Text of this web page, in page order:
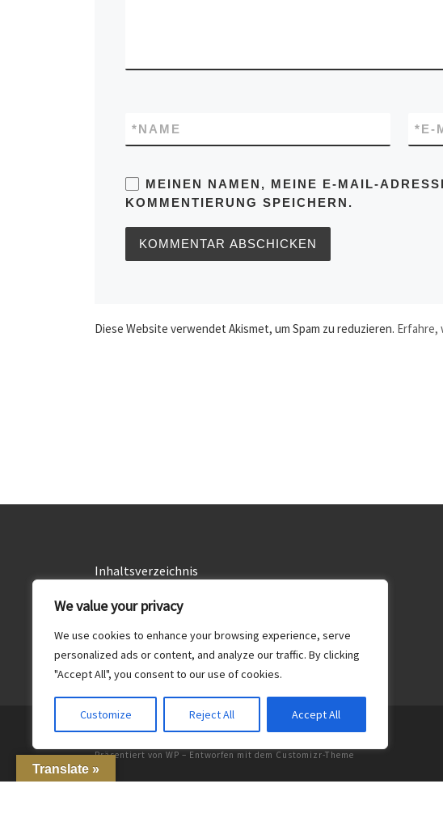
We value your privacy
We use cookies to enhance your browsing experience, serve
personalized ads or content, and analyze our traffic. By clicking
"Accept All", you consent to our use of cookies.
Customize Reject All Accept All
NAME
* E-
*
MEINEN NAMEN, MEINE E-MAIL-
KOMMENTIERUNG SPEICHERN.
Diese Website verwendet Akismet, um Spam zu reduzieren. Erfahre,
Inhaltsverzeichnis
Alle Rezepte
Essen
© 2026Food & Drinks– Alle Rechte vorbehalten
Präsentiert von WP – Entworfen mit dem Customizr-Theme
Translate »